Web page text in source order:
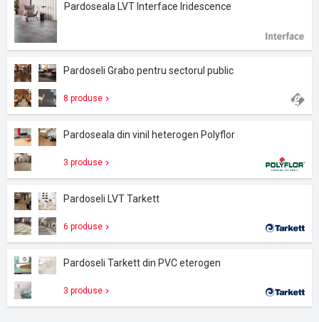
Pardoseala LVT Interface Iridescence
Pardoseli Grabo pentru sectorul public
8 produse
Pardoseala din vinil heterogen Polyflor
3 produse
Pardoseli LVT Tarkett
6 produse
Pardoseli Tarkett din PVC eterogen
3 produse